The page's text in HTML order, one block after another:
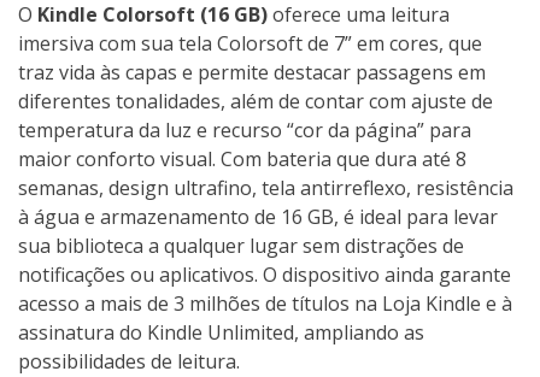
O Kindle Colorsoft (16 GB)oferece uma leitura
imersiva com sua tela Colorsoft de 7” em cores, que
traz vida às capas e permite destacar passagens em
diferentes tonalidades, além de contar com ajuste de
temperatura da luz e recurso “cor da página” para
maior conforto visual. Com bateria que dura até 8
semanas, design ultrafino, tela antirreflexo, resistência
à água e armazenamento de 16 GB, é ideal para levar
sua biblioteca a qualquer lugar sem distrações de
notificações ou aplicativos. O dispositivo ainda garante
acesso a mais de 3 milhões de títulos na Loja Kindle e à
assinatura do Kindle Unlimited, ampliando as
possibilidades de leitura.